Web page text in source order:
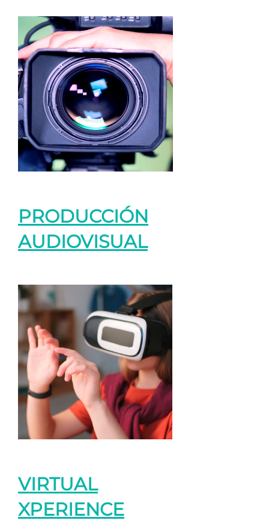
PRODUCCIÓN
AUDIOVISUAL
VIRTUAL
XPERIENCE